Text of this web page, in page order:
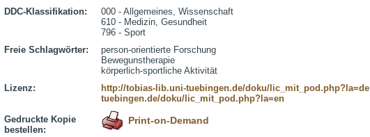
DDC-Klassifikation:
000 - Allgemeines, Wissenschaft
610 - Medizin, Gesundheit
796 - Sport
Freie Schlagwörter:
person-orientierte Forschung
Bewegunstherapie
körperlich-sportliche Aktivität
Lizenz:
http://tobias-lib.uni-tuebingen.de/doku/lic_mit_pod.php?la=de
tuebingen.de/doku/lic_mit_pod.php?la=en
Gedruckte Kopie
bestellen:
Print-on-Demand